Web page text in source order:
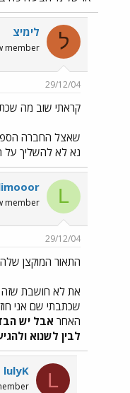
ל לימיצ
member
29/12/04
קראתי שוב מה
שאצל החברה
נא לא להשליך על
L
member
29/12/04
התאור המוקצן
את לא חושבת שזה
שכתבתי שם אני
האחר אבל יש
לבין לשנוא
L
lulyK